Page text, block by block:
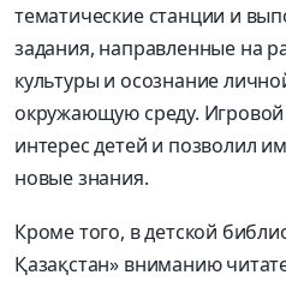
тематические станции и
задания, направленные на
культуры и осознание
окружающую среду.
интерес детей и позволил
новые знания.
Кроме того, в детской
Қазақстан» вниманию